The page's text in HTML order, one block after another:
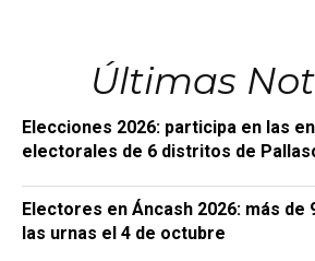
Últimas
Elecciones 2026: participa en las
electorales de 6 distritos de
Electores en Áncash 2026: más de
las urnas el 4 de octubre